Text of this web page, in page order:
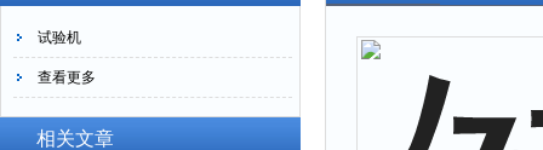
试验机
查看更多
相关文章